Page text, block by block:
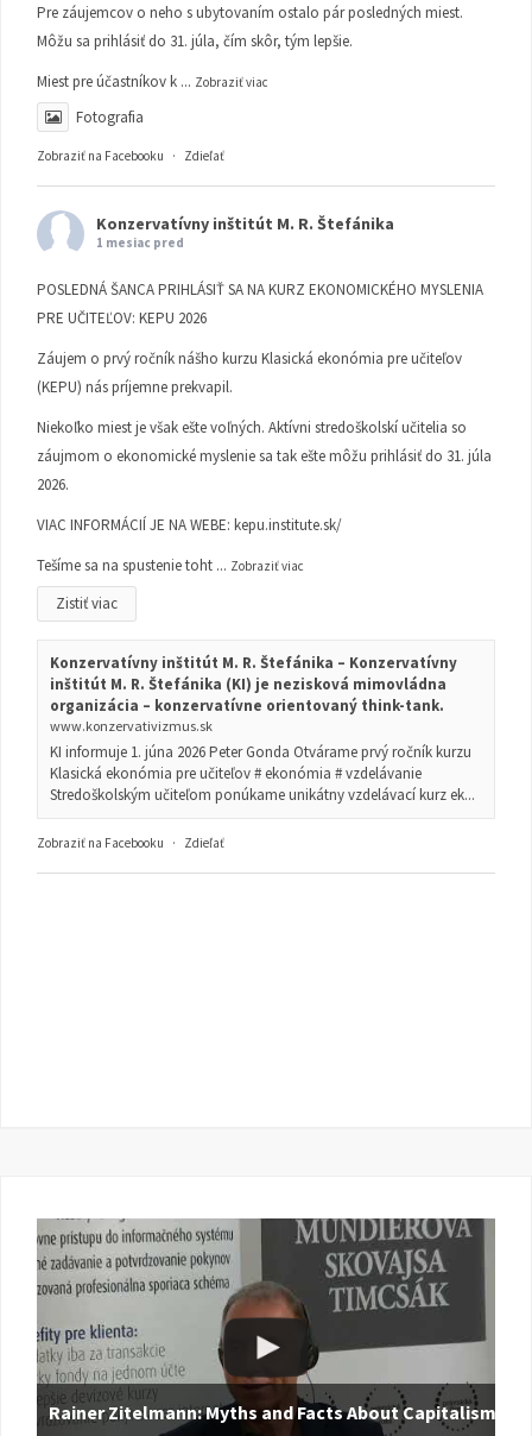
Pre záujemcov o neho s ubytovaním ostalo pár posledných miest.
Môžu sa prihlásiť do 31. júla, čím skôr, tým lepšie.
Miest pre účastníkov k ... Zobraziť viac
Fotografia
Zobraziť na Facebooku · Zdieľať
Konzervatívny inštitút M. R. Štefánika
1 mesiac pred
POSLEDNÁ ŠANCA PRIHLÁSIŤ SA NA KURZ EKONOMICKÉHO MYSLENIA
PRE UČITEĽOV: KEPU 2026
Záujem o prvý ročník nášho kurzu Klasická ekonómia pre učiteľov
(KEPU) nás príjemne prekvapil.
Niekoľko miest je však ešte voľných. Aktívni stredoškolskí učitelia so
záujmom o ekonomické myslenie sa tak ešte môžu prihlásiť do 31. júla
2026.
VIAC INFORMÁCIÍ JE NA WEBE: kepu.institute.sk/
Tešíme sa na spustenie toht ... Zobraziť viac
Zistiť viac
Konzervatívny inštitút M. R. Štefánika – Konzervatívny
inštitút M. R. Štefánika (KI) je nezisková mimovládna
organizácia – konzervatívne orientovaný think-tank.
www.konzervativizmus.sk
KI informuje 1. júna 2026 Peter Gonda Otvárame prvý ročník kurzu
Klasická ekonómia pre učiteľov # ekonómia # vzdelávanie
Stredoškolským učiteľom ponúkame unikátny vzdelávací kurz ek...
Zobraziť na Facebooku · Zdieľať
Rainer Zitelmann: Myths and Facts About Capitalism |